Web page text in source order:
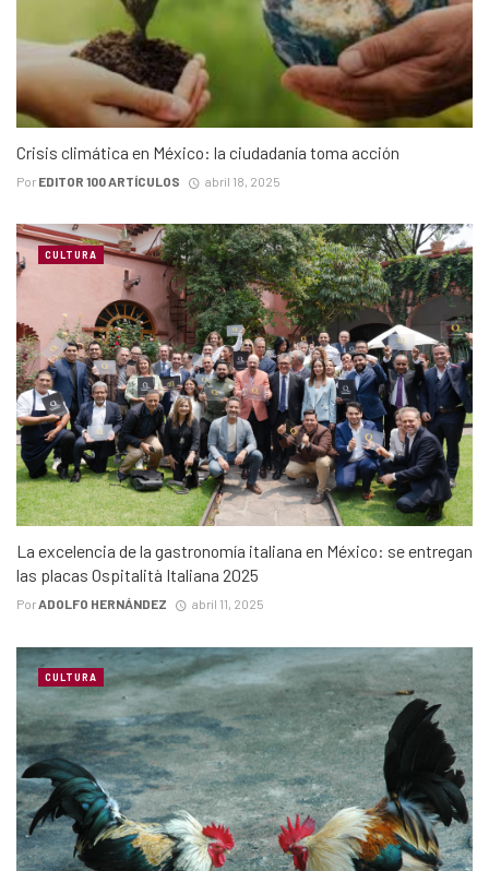
Crisis climática en México: la ciudadanía toma acción
Por EDITOR 100 ARTÍCULOS abril 18, 2025
La excelencia de la gastronomía italiana en México: se entregan
las placas Ospitalità Italiana 2025
PorADOLFO HERNÁNDEZ abril 11, 2025
CULTURA
CULTURA